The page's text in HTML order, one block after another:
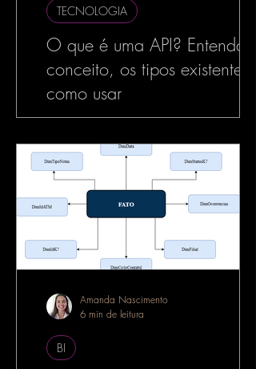
O que é uma API? Entenda o
conceito, os tipos existentes e
como usar
No mundo da tecnologia,
no desenvolvimento de software, o termo
API é muito utilizado — e com razão. As
APIs estão por...
TECNOLOGIA
BI
Amanda Nascimento
6 min de leitura